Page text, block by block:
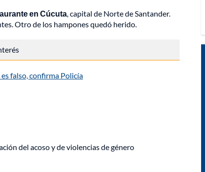
en Cúcuta, capital de Norte de Santander.
Otro de los hampones quedó herido.
falso, confirma Policía
del acoso y de violencias de género